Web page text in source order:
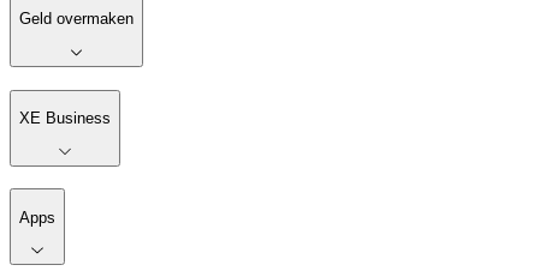
Geld overmaken
XE Business
Apps